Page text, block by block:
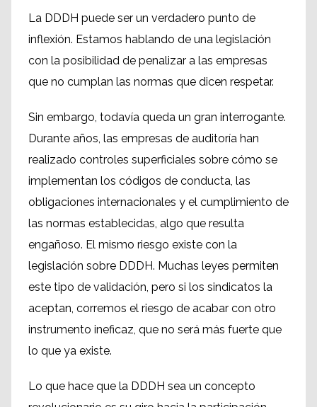
La DDDH puede ser un verdadero punto de
inflexión. Estamos hablando de una legislación
con la posibilidad de penalizar a las empresas
que no cumplan las normas que dicen respetar.
Sin embargo, todavía queda un gran interrogante.
Durante años, las empresas de auditoría han
realizado controles superficiales sobre cómo se
implementan los códigos de conducta, las
obligaciones internacionales y el cumplimiento de
las normas establecidas, algo que resulta
engañoso. El mismo riesgo existe con la
legislación sobre DDDH. Muchas leyes permiten
este tipo de validación, pero si los sindicatos la
aceptan, corremos el riesgo de acabar con otro
instrumento ineficaz, que no será más fuerte que
lo que ya existe.
Lo que hace que la DDDH sea un concepto